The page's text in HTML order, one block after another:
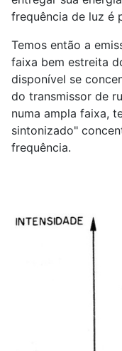
frequência de luz é
Temos então a
faixa bem estreita
disponível se
do transmissor de
numa ampla faixa,
sintonizado"
frequência.